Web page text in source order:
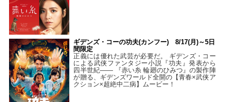
ギデンズ・コーの功夫(カンフー) 8/17(月)～5日
間限定
正義には優れた武芸が必要だ。 ギデンズ・コー
による武侠ファンタジー小説『功夫』発表から
四半世紀―― 『赤い糸 輪廻のひみつ』の製作陣
が贈る、ギデンズワールド全開の【青春×武侠ア
クション×超絶中二病】ムービー！